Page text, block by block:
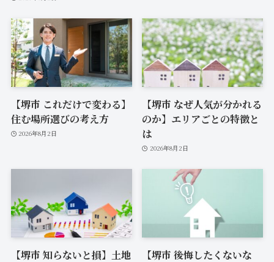
【堺市 これだけで変わる】
住む場所選びの考え方
2026年8月2日
【堺市 なぜ人気が分かれる
のか】エリアごとの特徴と
は
2026年8月2日
【堺市 知らないと損】土地
【堺市 後悔したくないな